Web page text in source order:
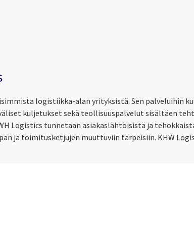
logistiikka-alan yrityksistä. Sen palveluihin
kuljetukset sekä teollisuuspalvelut sisältäen
Logistics tunnetaan asiakaslähtöisistä ja
ja toimitusketjujen muuttuviin tarpeisiin. KHW